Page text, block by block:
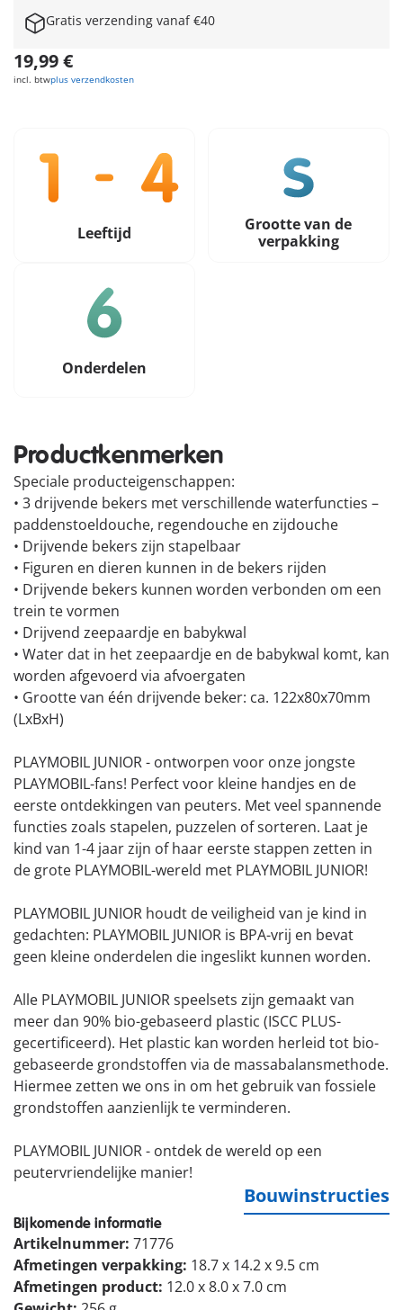
Gratis verzending vanaf €40
19,99 €
incl. btwplus verzendkosten
Leeftijd
Grootte van de
verpakking
Onderdelen
Productkenmerken
Speciale producteigenschappen:
• 3 drijvende bekers met verschillende waterfuncties –
paddenstoeldouche, regendouche en zijdouche
• Drijvende bekers zijn stapelbaar
• Figuren en dieren kunnen in de bekers rijden
• Drijvende bekers kunnen worden verbonden om een
trein te vormen
• Drijvend zeepaardje en babykwal
• Water dat in het zeepaardje en de babykwal komt, kan
worden afgevoerd via afvoergaten
• Grootte van één drijvende beker: ca. 122x80x70mm
(LxBxH)
PLAYMOBIL JUNIOR - ontworpen voor onze jongste
PLAYMOBIL-fans! Perfect voor kleine handjes en de
eerste ontdekkingen van peuters. Met veel spannende
functies zoals stapelen, puzzelen of sorteren. Laat je
kind van 1-4 jaar zijn of haar eerste stappen zetten in
de grote PLAYMOBIL-wereld met PLAYMOBIL JUNIOR!
PLAYMOBIL JUNIOR houdt de veiligheid van je kind in
gedachten: PLAYMOBIL JUNIOR is BPA-vrij en bevat
geen kleine onderdelen die ingeslikt kunnen worden.
Alle PLAYMOBIL JUNIOR speelsets zijn gemaakt van
meer dan 90% bio-gebaseerd plastic (ISCC PLUS-
gecertificeerd). Het plastic kan worden herleid tot bio-
gebaseerde grondstoffen via de massabalansmethode.
Hiermee zetten we ons in om het gebruik van fossiele
grondstoffen aanzienlijk te verminderen.
PLAYMOBIL JUNIOR - ontdek de wereld op een
peutervriendelijke manier!
Bouwinstructies
Bijkomende informatie
Artikelnummer: 71776
Afmetingen verpakking: 18.7 x 14.2 x 9.5 cm
Afmetingen product: 12.0 x 8.0 x 7.0 cm